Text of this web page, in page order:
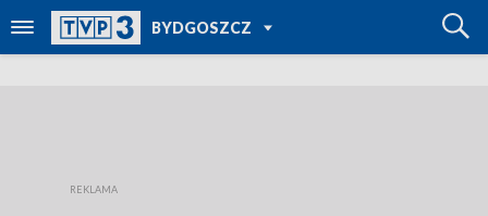
BYDGOSZCZ
TVP REGIONY